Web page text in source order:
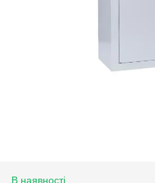
В наявності